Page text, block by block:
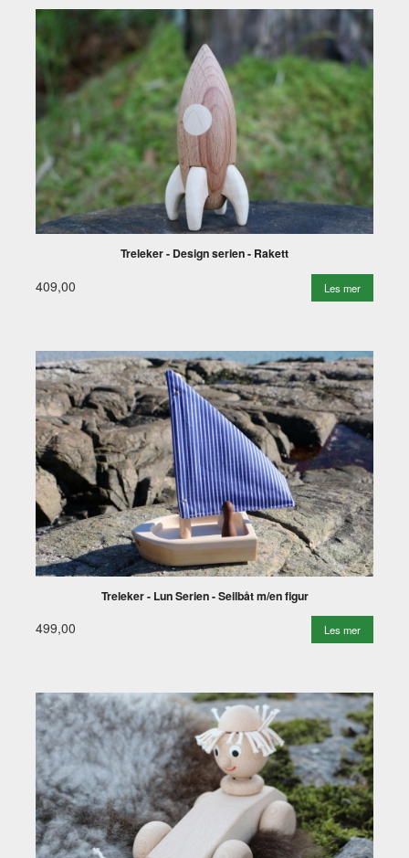
Treleker - Design serien - Rakett
409,00 Les mer
Treleker - Lun Serien - Seilbåt m/en figur
499,00 Les mer